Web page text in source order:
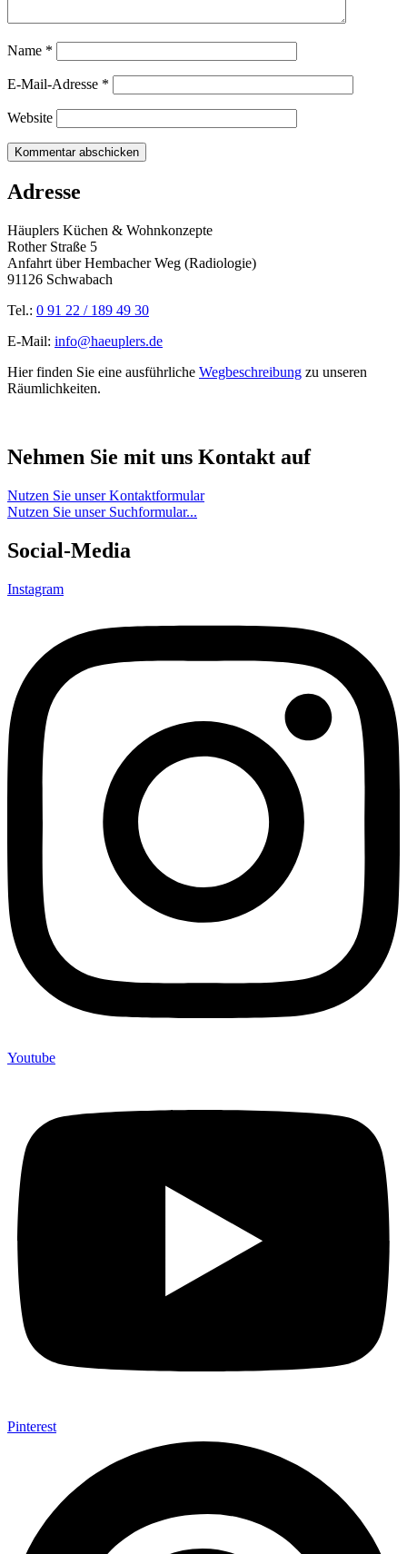
Name *
E-Mail-Adresse *
Website
Adresse
Häuplers Küchen & Wohnkonzepte
Rother Straße 5
Anfahrt über Hembacher Weg (Radiologie)
91126 Schwabach
Tel.: 0 91 22 / 189 49 30
E-Mail: info@haeuplers.de
Hier finden Sie eine ausführliche Wegbeschreibung zu unseren
Räumlichkeiten.
Nehmen Sie mit uns Kontakt auf
Nutzen Sie unser Kontaktformular
Nutzen Sie unser Suchformular...
Social-Media
Instagram
Youtube
Pinterest